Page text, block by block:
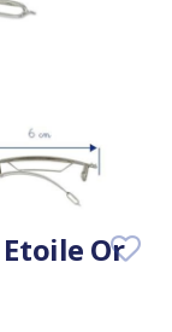
Or